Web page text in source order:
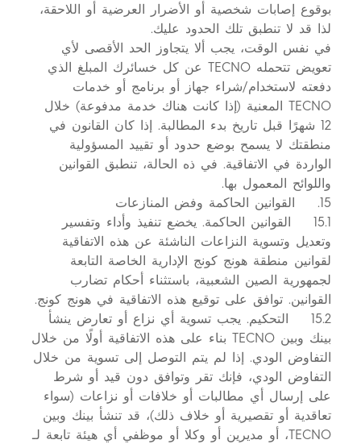
بوقوع إصابات شخصية أو الأضرار العرضية أو اللاحقة،
لذا قد لا تنطبق تلك الحدود عليك.
في نفس الوقت، يجب ألا يتجاوز الحد الأقصى لأي
تعويض تتحمله TECNO عن كل خسائرك المبلغ الذي
دفعته لاستخدام/شراء جهاز أو برنامج أو خدمات
TECNO المعنية (إذا كانت هناك خدمة مدفوعة) خلال
12 شهرًا قبل تاريخ بدء المطالبة. إذا كان القانون في
منطقتك لا يسمح بوضع حدود أو تقييد المسؤولية
الواردة في الاتفاقية. في ذه الحالة، تنطبق القوانين
واللوائح المعمول بها.
15. القوانين الحاكمة وفض المنازعات
15.1 القوانين الحاكمة. يخضع تنفيذ وأداء وتفسير
وتعديل وتسوية النزاعات الناشئة عن هذه الاتفاقية
لقوانين منطقة هونج كونج الإدارية الخاصة التابعة
لجمهورية الصين الشعبية، باستثناء أحكام تضارب
القوانين. توافق على توقيع هذه الاتفاقية في هونج كونج.
15.2 التحكيم. يجب تسوية أي نزاع أو تعارض ينشأ
بينك وبين TECNO بناء على هذه الاتفاقية أولًا من خلال
التفاوض الودي. إذا لم يتم التوصل إلى تسوية من خلال
التفاوض الودي، فإنك تقر وتوافق دون قيد أو شرط
على إرسال أي مطالبات أو خلافات أو نزاعات (سواء
تعاقدية أو تقصيرية أو خلاف ذلك)، قد تنشأ بينك وبين
TECNO، أو مديرين أو وكلا أو موظفي أي هيئة تابعة لـ